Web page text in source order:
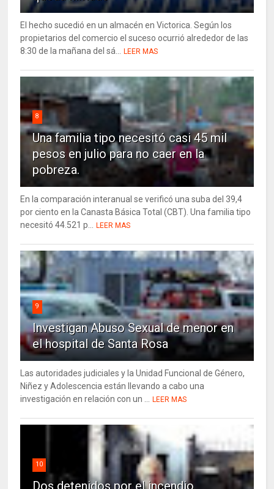
El hecho sucedió en un almacén en Victorica. Según los
propietarios del comercio el suceso ocurrió alrededor de las
8:30 de la mañana del sá... LEER MAS
8
Una familia tipo necesitó casi 45 mil
pesos en julio para no caer en la
pobreza.
En la comparación interanual se verificó una suba del 39,4
por ciento en la Canasta Básica Total (CBT). Una familia tipo
necesitó 44.521 p... LEER MAS
9
Investigan Abuso Sexual de menor en
el hospital de Santa Rosa
Las autoridades judiciales y la Unidad Funcional de Género,
Niñez y Adolescencia están llevando a cabo una
investigación en relación con un ... LEER MAS
10